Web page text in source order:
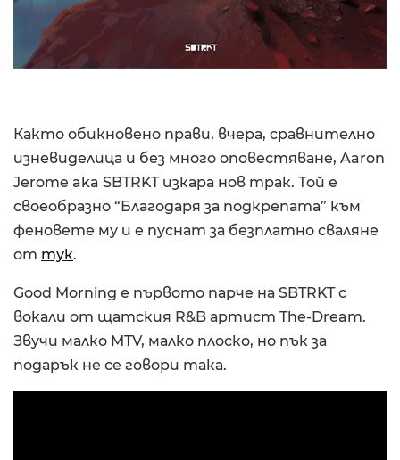
Както обикновено прави, вчера, сравнително
изневиделица и без много оповестяване, Aaron
Jerome aka SBTRKT изкара нов трак. Той е
своеобразно “Благодаря за подкрепата” към
феновете му и е пуснат за безплатно сваляне
от тук.
Good Morning е първото парче на SBTRKT с
вокали от щатския R&B артист The-Dream.
Звучи малко MTV, малко плоско, но пък за
подарък не се говори така.